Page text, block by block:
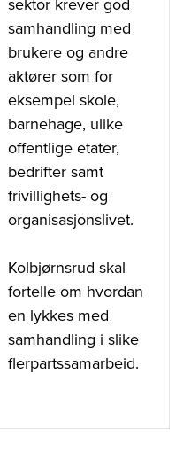
samhandling med
brukere og andre
aktører som for
eksempel skole,
barnehage, ulike
offentlige etater,
bedrifter samt
frivillighets- og
organisasjonslivet.
Kolbjørnsrud skal
fortelle om hvordan
en lykkes med
samhandling i slike
flerpartssamarbeid.